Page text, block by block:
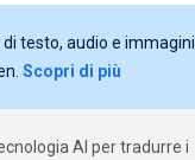
testo, audio e
Scopri di più
AI per tradurre i